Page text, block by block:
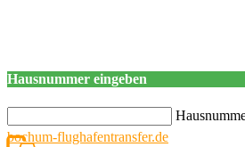
Hausnummer eingeben
bochum-flughafentransfer.de